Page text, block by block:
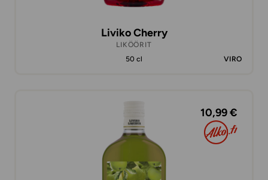
Liviko Cherry
LIKÖÖRIT
50 cl
VIRO
10,99 €